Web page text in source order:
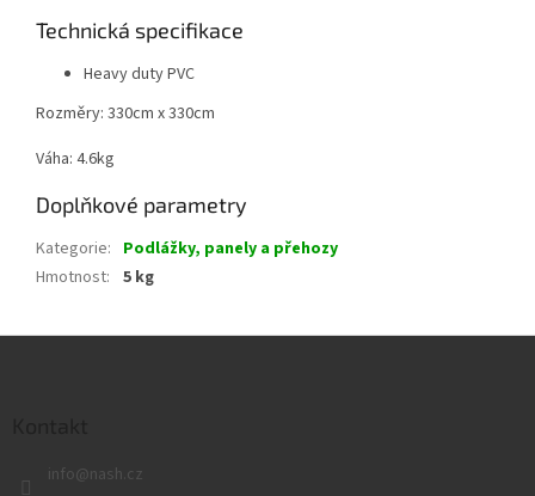
Technická specifikace
Heavy duty PVC
Rozměry: 330cm x 330cm
Váha: 4.6kg
Doplňkové parametry
Kategorie: Podlážky, panely a přehozy
Hmotnost: 5 kg
info@nash.cz